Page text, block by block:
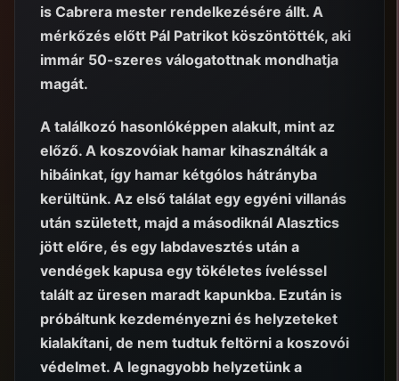
is Cabrera mester rendelkezésére állt. A
mérkőzés előtt Pál Patrikot köszöntötték, aki
immár 50-szeres válogatottnak mondhatja
magát.
A találkozó hasonlóképpen alakult, mint az
előző. A koszovóiak hamar kihasználták a
hibáinkat, így hamar kétgólos hátrányba
kerültünk. Az első találat egy egyéni villanás
után született, majd a másodiknál Alasztics
jött előre, és egy labdavesztés után a
vendégek kapusa egy tökéletes íveléssel
talált az üresen maradt kapunkba. Ezután is
próbáltunk kezdeményezni és helyzeteket
kialakítani, de nem tudtuk feltörni a koszovói
védelmet. A legnagyobb helyzetünk a